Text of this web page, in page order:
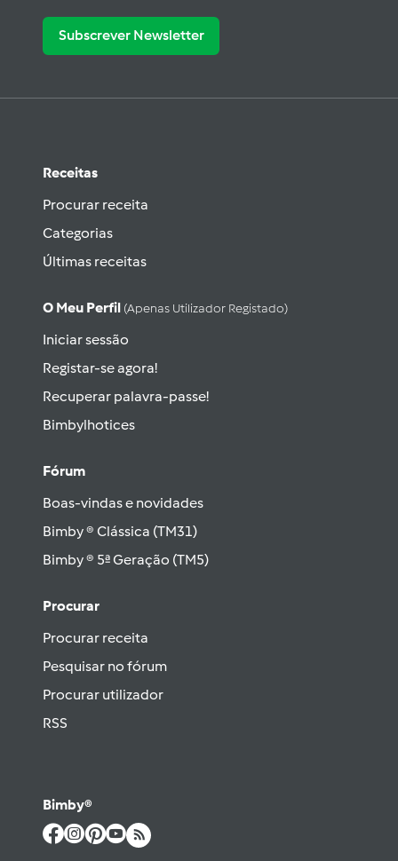
Subscrever Newsletter
Receitas
Procurar receita
Categorias
Últimas receitas
O Meu Perfil (apenas Utilizador Registado)
Iniciar sessão
Registar-se agora!
Recuperar palavra-passe!
Bimbylhotices
Fórum
Boas-vindas e novidades
Bimby ® Clássica (TM31)
Bimby ® 5ª Geração (TM5)
Procurar
Procurar receita
Pesquisar no fórum
Procurar utilizador
RSS
Bimby®